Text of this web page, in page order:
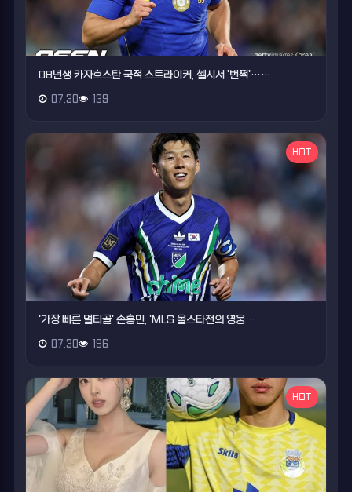
08년생 카자흐스탄 국적 스트라이커, 첼시서 '번쩍'……
07.30 139
HOT
'가장 빠른 멀티골' 손흥민, 'MLS 올스타전의 영웅…
07.30 196
HOT